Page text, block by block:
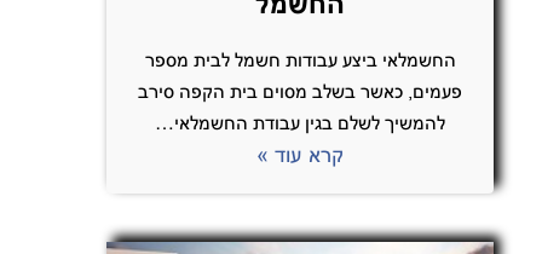
החשמלאי ביצע עבודות חשמל לבית מספר
פעמים, כאשר בשלב מסוים בית הקפה סירב
להמשיך לשלם בגין עבודת החשמלאי…
קרא עוד »